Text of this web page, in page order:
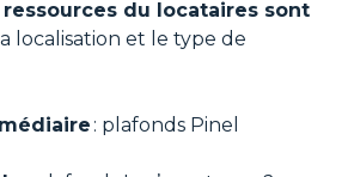
du locataires sont
localisation et le type de
: plafonds Pinel